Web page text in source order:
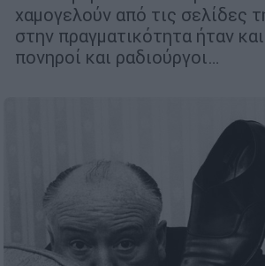
χαμογελούν από τις σελίδες
στην πραγματικότητα ήταν
πονηροί και ραδιούργοι…